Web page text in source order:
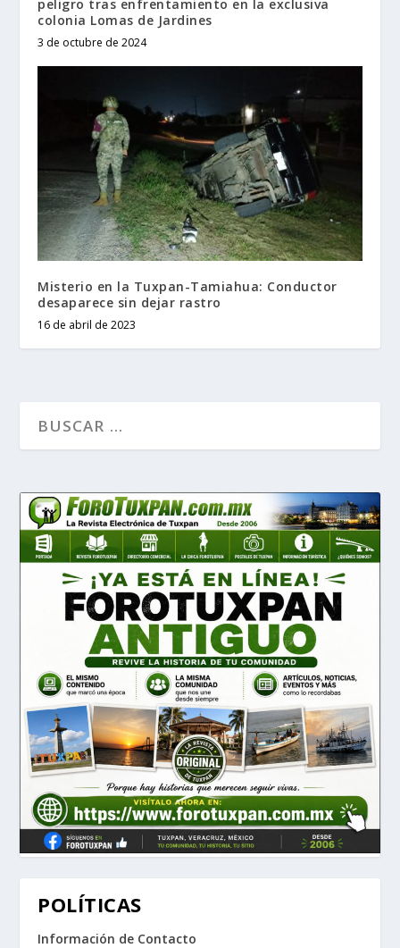
peligro tras enfrentamiento en la exclusiva
colonia Lomas de Jardines
3 de octubre de 2024
Misterio en la Tuxpan-Tamiahua: Conductor
desaparece sin dejar rastro
16 de abril de 2023
POLÍTICAS
Información de Contacto